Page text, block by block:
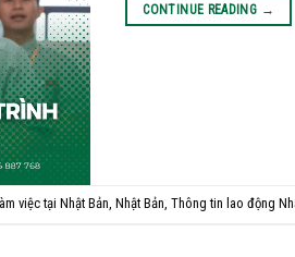
CONTINUE READING →
việc tại Nhật Bản, Nhật Bản, Thông tin lao động